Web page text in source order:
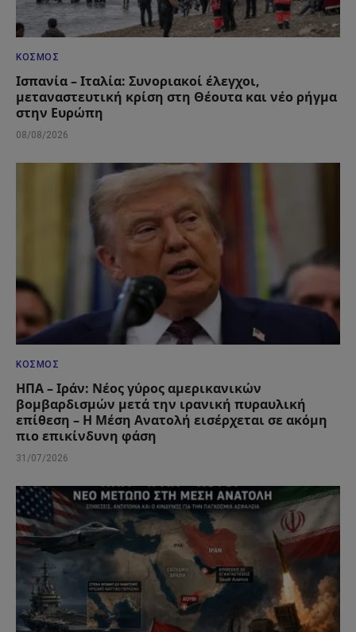
ΚΌΣΜΟΣ
Ισπανία – Ιταλία: Συνοριακοί έλεγχοι,
μεταναστευτική κρίση στη Θέουτα και νέο ρήγμα
στην Ευρώπη
08/08/2026
ΚΌΣΜΟΣ
ΗΠΑ – Ιράν: Νέος γύρος αμερικανικών
βομβαρδισμών μετά την ιρανική πυραυλική
επίθεση – Η Μέση Ανατολή εισέρχεται σε ακόμη
πιο επικίνδυνη φάση
31/07/2026